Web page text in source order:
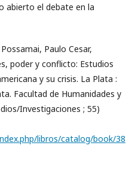
abierto el debate en la
Paulo Cesar,
poder y conflicto: Estudios
y su crisis. La Plata :
Facultad de Humanidades y
Investigaciones ; 55)
libros/catalog/book/38